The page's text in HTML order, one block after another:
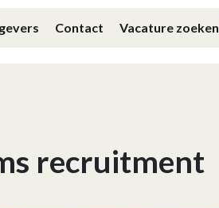
Contact Vacature zoeken
recruitment